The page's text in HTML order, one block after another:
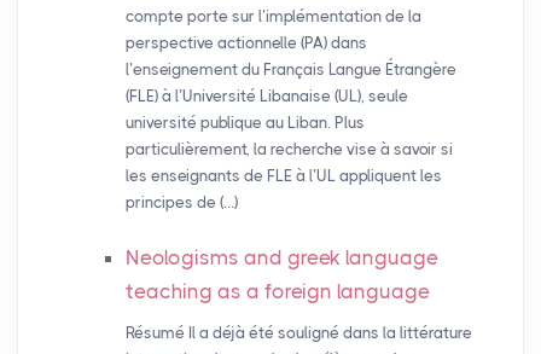
compte porte sur l’implémentation de la
perspective actionnelle (PA) dans
l’enseignement du Français Langue Étrangère
(FLE) à l’Université Libanaise (UL), seule
université publique au Liban. Plus
particulièrement, la recherche vise à savoir si
les enseignants de FLE à l’UL appliquent les
principes de (…)
Neologisms and greek language
teaching as a foreign language
Résumé Il a déjà été souligné dans la littérature